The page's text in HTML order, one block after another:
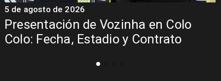
Colo
La Roja enfrentará a los
del Mundial 2026
5 de agosto de 2026